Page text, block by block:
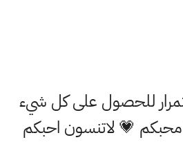
للحصول على كل شيء
💗 لاتنسون احبكم